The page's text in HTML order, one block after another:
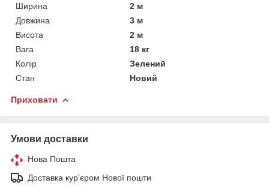
Ширина
2 м
Довжина
3 м
Висота
2 м
Вага
18 кг
Колір
Зелений
Стан
Новий
Приховати
Умови доставки
Нова Пошта
Доставка кур'єром Нової пошти